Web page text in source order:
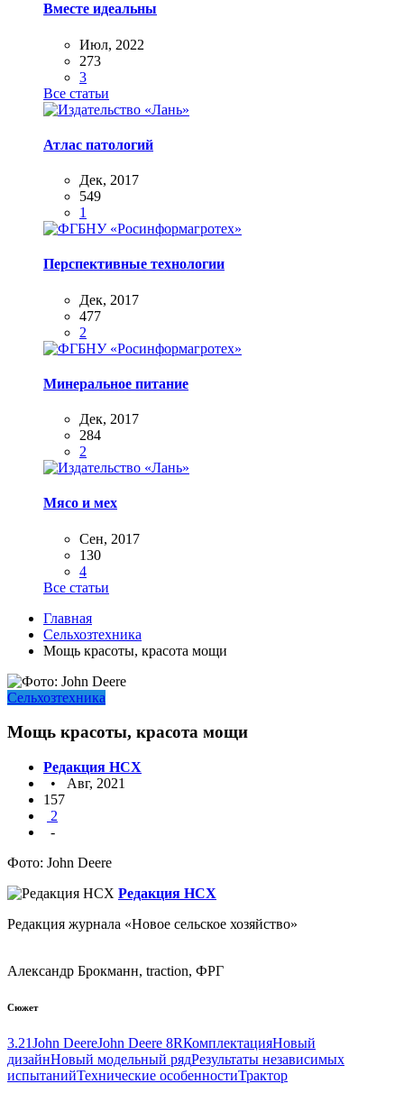
Вместе идеальны
Июл, 2022
273
3
Все статьи
Атлас патологий
Дек, 2017
549
1
Перспективные технологии
Дек, 2017
477
2
Минеральное питание
Дек, 2017
284
2
Мясо и мех
Сен, 2017
130
4
Все статьи
Главная
Сельхозтехника
Мощь красоты, красота мощи
Сельхозтехника
Мощь красоты, красота мощи
Редакция НСХ
• Авг, 2021
157
2
-
Фото: John Deere
Редакция НСХ
Редакция журнала «Новое сельское хозяйство»
Александр Брокманн, traction, ФРГ
Сюжет
3.21John DeereJohn Deere 8RКомплектацияНовый
дизайнНовый модельный рядРезультаты независимых
испытанийТехнические особенностиТрактор